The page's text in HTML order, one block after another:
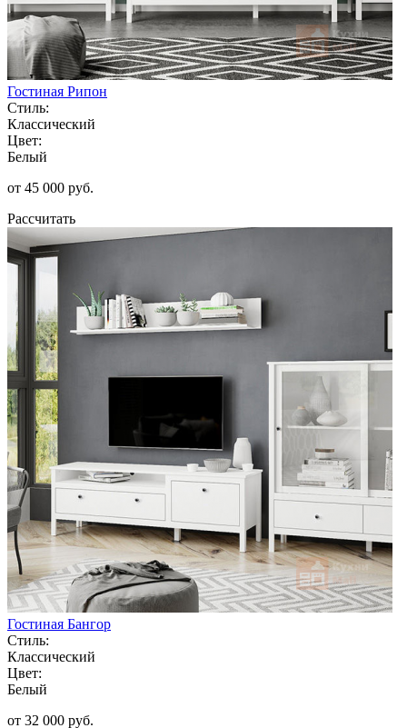
Гостиная Рипон
Стиль:
Классический
Цвет:
Белый
от 45 000 руб.
Рассчитать
Гостиная Бангор
Стиль:
Классический
Цвет:
Белый
от 32 000 руб.